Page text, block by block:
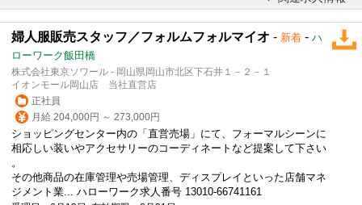
婦人服販売スタッフ／フォルムフォルマイオ - 新着 - ハ
ローワーク飯田橋
株式会社東京ソワール - 岡山県岡山市北区下石井１－２－１
イオンモール岡山店 当社直営店
正社員
月給 204,000円 ～ 273,000円
ショッピングセンター内の「直営売場」にて、フォーマルシーンに
相応しい装いやアクセサリーのコーディネートなど提案して下さい
。
その他商品の在庫管理や売場管理、ディスプレイといった店舗マネ
ジメント業... ハローワーク求人番号 13010-66741161